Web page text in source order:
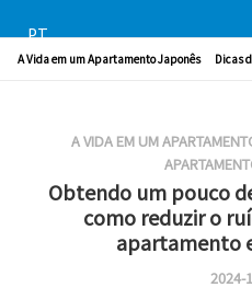
A Vida em um Apartamento Japonês Dicas
PT
A VIDA EM UM
Obtendo um pouco
como reduzir o
apartamento
2024-